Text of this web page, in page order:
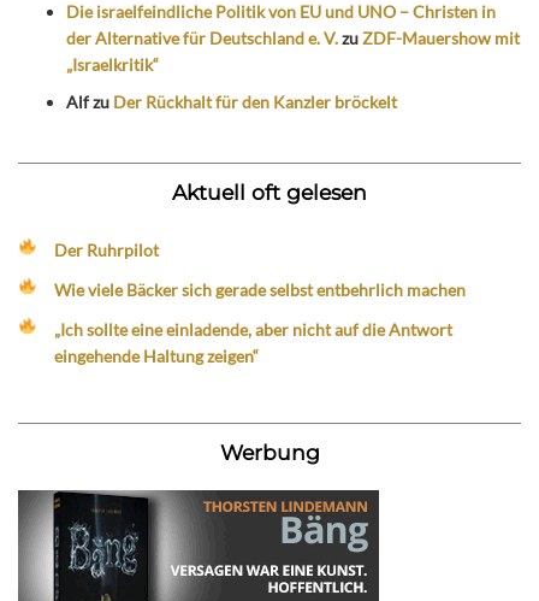
Die israelfeindliche Politik von EU und UNO – Christen in
der Alternative für Deutschland e. V.zuZDF-Mauershow mit
„Israelkritik“
Alfzu Der Rückhalt für den Kanzler bröckelt
Aktuell oft gelesen
Der Ruhrpilot
Wie viele Bäcker sich gerade selbst entbehrlich machen
„Ich sollte eine einladende, aber nicht auf die Antwort
eingehende Haltung zeigen“
Werbung